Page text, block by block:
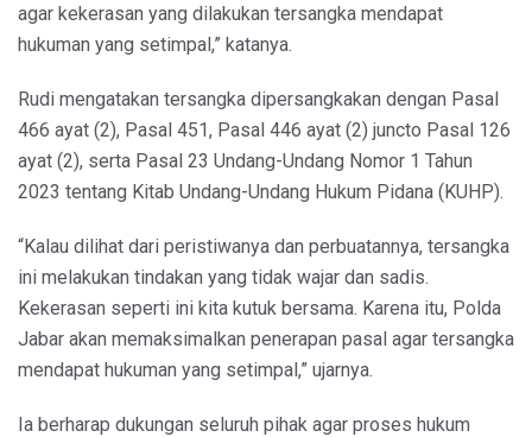
agar kekerasan yang dilakukan tersangka mendapat
hukuman yang setimpal,” katanya.
Rudi mengatakan tersangka dipersangkakan dengan Pasal
466 ayat (2), Pasal 451, Pasal 446 ayat (2) juncto Pasal 126
ayat (2), serta Pasal 23 Undang-Undang Nomor 1 Tahun
2023 tentang Kitab Undang-Undang Hukum Pidana (KUHP).
“Kalau dilihat dari peristiwanya dan perbuatannya, tersangka
ini melakukan tindakan yang tidak wajar dan sadis.
Kekerasan seperti ini kita kutuk bersama. Karena itu, Polda
Jabar akan memaksimalkan penerapan pasal agar tersangka
mendapat hukuman yang setimpal,” ujarnya.
Ia berharap dukungan seluruh pihak agar proses hukum